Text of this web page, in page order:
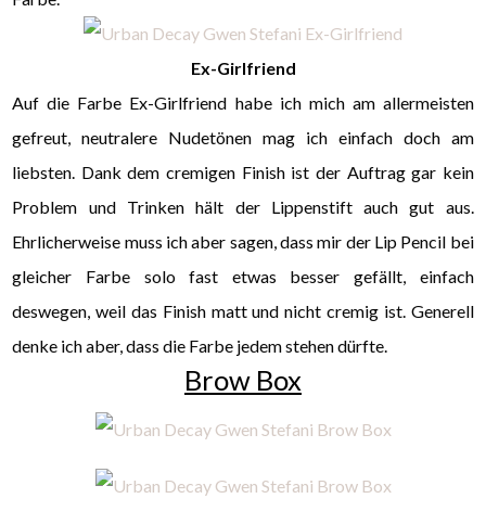
Ex-Girlfriend
Auf die Farbe Ex-Girlfriend habe ich mich am allermeisten
gefreut, neutralere Nudetönen mag ich einfach doch am
liebsten. Dank dem cremigen Finish ist der Auftrag gar kein
Problem und Trinken hält der Lippenstift auch gut aus.
Ehrlicherweise muss ich aber sagen, dass mir der Lip Pencil bei
gleicher Farbe solo fast etwas besser gefällt, einfach
deswegen, weil das Finish matt und nicht cremig ist. Generell
denke ich aber, dass die Farbe jedem stehen dürfte.
Brow Box